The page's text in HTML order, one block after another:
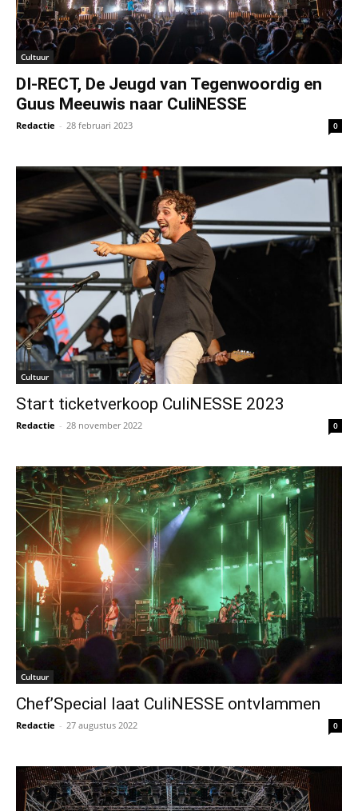
Cultuur
DI-RECT, De Jeugd van Tegenwoordig en
Guus Meeuwis naar CuliNESSE
Redactie - 28 februari 2023 0
Cultuur
Start ticketverkoop CuliNESSE 2023
Redactie - 28 november 2022 0
Cultuur
Chef’Special laat CuliNESSE ontvlammen
Redactie - 27 augustus 2022 0